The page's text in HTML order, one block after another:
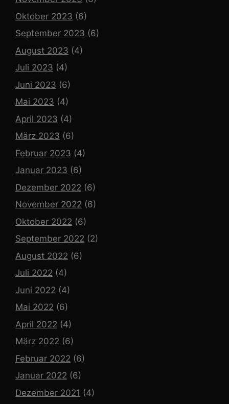
Oktober 2023 (6)
September 2023 (6)
August 2023 (4)
Juli 2023 (4)
Juni 2023 (6)
Mai 2023 (4)
April 2023 (4)
März 2023 (6)
Februar 2023 (4)
Januar 2023 (6)
Dezember 2022 (6)
November 2022 (6)
Oktober 2022 (6)
September 2022 (2)
August 2022 (6)
Juli 2022 (4)
Juni 2022 (4)
Mai 2022 (6)
April 2022 (4)
März 2022 (6)
Februar 2022 (6)
Januar 2022 (6)
Dezember 2021 (4)